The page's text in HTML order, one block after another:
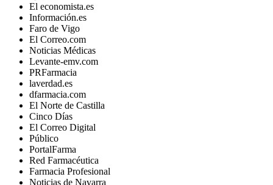
El economista.es
Información.es
Faro de Vigo
El Correo.com
Noticias Médicas
Levante-emv.com
PRFarmacia
laverdad.es
dfarmacia.com
El Norte de Castilla
Cinco Días
El Correo Digital
Público
PortalFarma
Red Farmacéutica
Farmacia Profesional
Noticias de Navarra